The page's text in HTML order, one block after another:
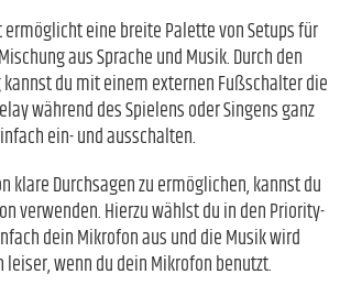
eine breite Palette von Setups für
aus Sprache und Musik. Durch den
du mit einem externen Fußschalter die
während des Spielens oder Singens ganz
ein- und ausschalten.
klare Durchsagen zu ermöglichen, kannst du
verwenden. Hierzu wählst du in den Priority-
dein Mikrofon aus und die Musik wird
wenn du dein Mikrofon benutzt.